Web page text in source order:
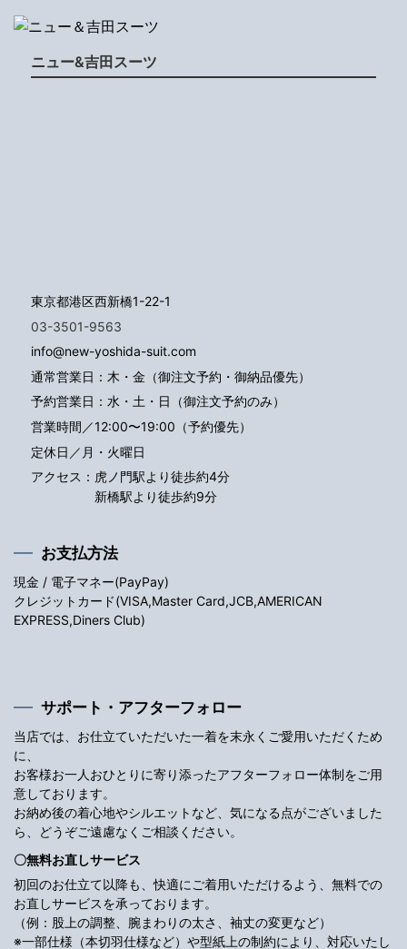
ニュー&吉田スーツ
東京都港区西新橋1-22-1
03-3501-9563
info@new-yoshida-suit.com
通常営業日：木・金（御注文予約・御納品優先）
予約営業日：水・土・日（御注文予約のみ）
営業時間／12:00〜19:00（予約優先）
定休日／月・火曜日
アクセス： 虎ノ門駅より徒歩約4分
新橋駅より徒歩約9分
お支払方法
現金 / 電子マネー(PayPay)
クレジットカード(VISA,Master Card,JCB,AMERICAN
EXPRESS,Diners Club)
サポート・アフターフォロー
当店では、お仕立ていただいた一着を末永くご愛用いただくため
に、
お客様お一人おひとりに寄り添ったアフターフォロー体制をご用
意しております。
お納め後の着心地やシルエットなど、気になる点がございました
ら、どうぞご遠慮なくご相談ください。
〇無料お直しサービス
初回のお仕立て以降も、快適にご着用いただけるよう、無料での
お直しサービスを承っております。
（例：股上の調整、腕まわりの太さ、袖丈の変更など）
※一部仕様（本切羽仕様など）や型紙上の制約により、対応いたし